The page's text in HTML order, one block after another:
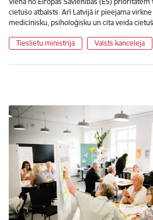
cietušo atbalsts. Arī Latvijā ir pieejama
medicīnisku, psiholoģisku un cita veida
Tieslietu ministrija Valsts kanceleja